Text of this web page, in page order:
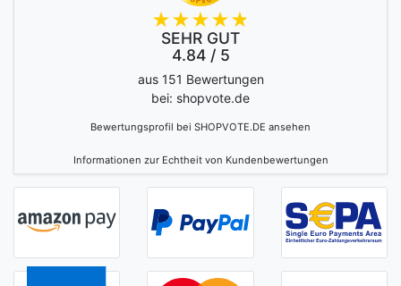
SEHR GUT
4.84 / 5
aus 151 Bewertungen
bei: shopvote.de
Bewertungsprofil bei SHOPVOTE.DE ansehen
Informationen zur Echtheit von Kundenbewertungen